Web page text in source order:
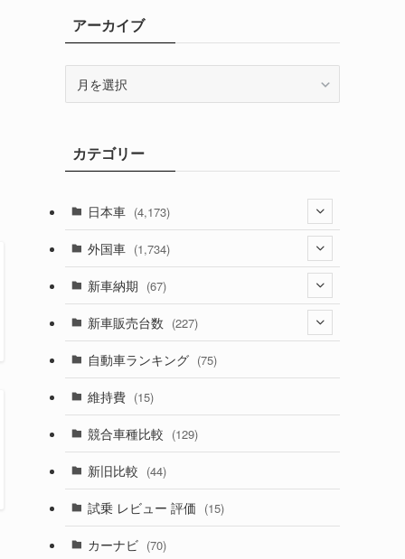
アーカイブ
ブカテゴリー
日本車 (4,173)
(1,321)
(329)
(526)
(357)
(328)
(194)
(230)
(253)
外国車 (1,734)
(188)
(242)
(85)
(84)
(14)
(222)
新車納期 (67)
(28)
(8)
(3)
(3)
(5)
新車販売台数 (227)
(21)
(5)
(7)
自動車ランキング (75)
維持費 (15)
競合車種比較 (129)
新旧比較 (44)
試乗 レビュー 評価 (15)
カーナビ (70)